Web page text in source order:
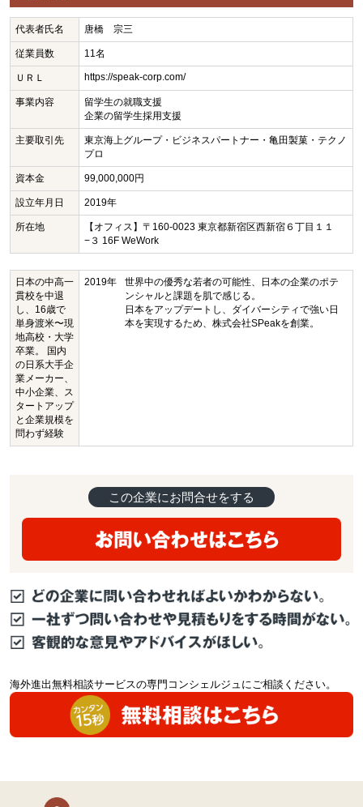
代表者氏名 唐橋 宗三
従業員数 11名
ＵＲＬ https://speak-corp.com/
事業内容
留学生の就職支援
企業の留学生採用支援
主要取引先
東京海上グループ・ビジネスパートナー・亀田製菓・テクノ
プロ
資本金 99,000,000円
設立年月日 2019年
所在地
【オフィス】〒160-0023 東京都新宿区西新宿６丁目１１
−３ 16F WeWork
日本の中高一
貫校を中退
し、16歳で
単身渡米〜現
地高校・大学
卒業。 国内
の日系大手企
業メーカー、
中小企業、ス
タートアップ
と企業規模を
問わず経験
2019年
世界中の優秀な若者の可能性、日本の企業のポテ
ンシャルと課題を肌で感じる。
日本をアップデートし、ダイバーシティで強い日
本を実現するため、株式会社SPeakを創業。
この企業にお問合せをする
海外進出無料相談サービスの専門コンシェルジュにご相談ください。